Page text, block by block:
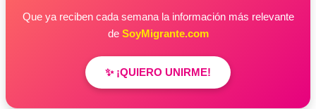
Que ya reciben cada semana la información más relevante
de SoyMigrante.com
✨ ¡QUIERO UNIRME!